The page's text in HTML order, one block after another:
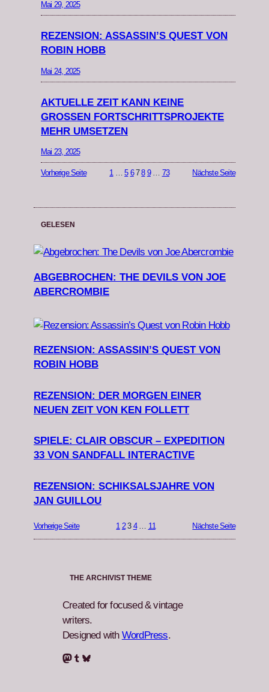
Mai 29, 2025
REZENSION: ASSASSIN’S QUEST VON
ROBIN HOBB
Mai 24, 2025
AKTUELLE ZEIT KANN KEINE
GROSSEN FORTSCHRITTSPROJEKTE M
EHR UMSETZEN
Mai 23, 2025
Vorherige Seite 1 … 5 6 7 8 9 … 73 Nächste Seite
GELESEN
ABGEBROCHEN: THE DEVILS VON JOE
ABERCROMBIE
REZENSION: ASSASSIN’S QUEST VON
ROBIN HOBB
REZENSION: DER MORGEN EINER
NEUEN ZEIT VON KEN FOLLETT
SPIELE: CLAIR OBSCUR – EXPEDITION
33 VON SANDFALL INTERACTIVE
REZENSION: SCHIKSALSJAHRE VON
JAN GUILLOU
Vorherige Seite 1 2 3 4 … 11 Nächste Seite
THE ARCHIVIST THEME
Created for focused & vintage
writers.
Designed with WordPress.
Mastodon Tumblr Bluesky